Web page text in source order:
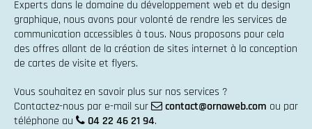
Experts dans le domaine du développement web et du design
graphique, nous avons pour volonté de rendre les services de
communication accessibles à tous. Nous proposons pour cela
des offres allant de la création de sites internet à la conception
de cartes de visite et flyers.
Vous souhaitez en savoir plus sur nos services ?
Contactez-nous par e-mail sur
contact@ornaweb.com ou par
téléphone au
04 22 46 21 94.